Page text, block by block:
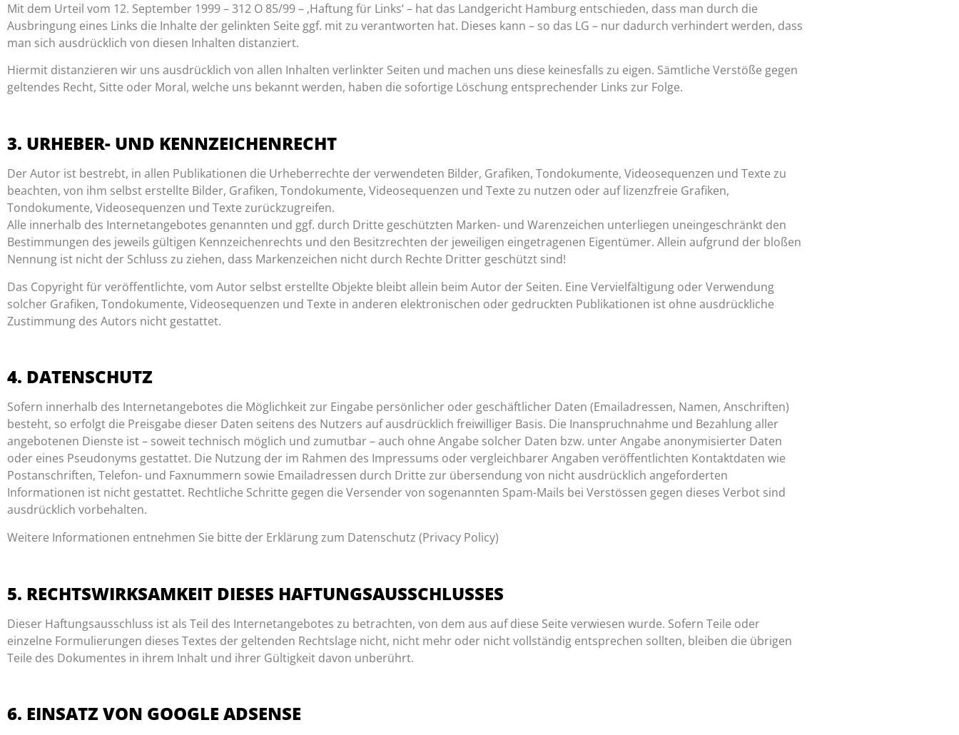
Mit dem Urteil vom 12. September 1999 – 312 O 85/99 – ‚Haftung für Links‘ – hat das Landgericht Hamburg entschieden, dass man durch die
Ausbringung eines Links die Inhalte der gelinkten Seite ggf. mit zu verantworten hat. Dieses kann – so das LG – nur dadurch verhindert werden, dass
man sich ausdrücklich von diesen Inhalten distanziert.
Hiermit distanzieren wir uns ausdrücklich von allen Inhalten verlinkter Seiten und machen uns diese keinesfalls zu eigen. Sämtliche Verstöße gegen
geltendes Recht, Sitte oder Moral, welche uns bekannt werden, haben die sofortige Löschung entsprechender Links zur Folge.
3. URHEBER- UND KENNZEICHENRECHT
Der Autor ist bestrebt, in allen Publikationen die Urheberrechte der verwendeten Bilder, Grafiken, Tondokumente, Videosequenzen und Texte zu
beachten, von ihm selbst erstellte Bilder, Grafiken, Tondokumente, Videosequenzen und Texte zu nutzen oder auf lizenzfreie Grafiken,
Tondokumente, Videosequenzen und Texte zurückzugreifen.
Alle innerhalb des Internetangebotes genannten und ggf. durch Dritte geschützten Marken- und Warenzeichen unterliegen uneingeschränkt den
Bestimmungen des jeweils gültigen Kennzeichenrechts und den Besitzrechten der jeweiligen eingetragenen Eigentümer. Allein aufgrund der bloßen
Nennung ist nicht der Schluss zu ziehen, dass Markenzeichen nicht durch Rechte Dritter geschützt sind!
Das Copyright für veröffentlichte, vom Autor selbst erstellte Objekte bleibt allein beim Autor der Seiten. Eine Vervielfältigung oder Verwendung
solcher Grafiken, Tondokumente, Videosequenzen und Texte in anderen elektronischen oder gedruckten Publikationen ist ohne ausdrückliche
Zustimmung des Autors nicht gestattet.
4. DATENSCHUTZ
Sofern innerhalb des Internetangebotes die Möglichkeit zur Eingabe persönlicher oder geschäftlicher Daten (Emailadressen, Namen, Anschriften)
besteht, so erfolgt die Preisgabe dieser Daten seitens des Nutzers auf ausdrücklich freiwilliger Basis. Die Inanspruchnahme und Bezahlung aller
angebotenen Dienste ist – soweit technisch möglich und zumutbar – auch ohne Angabe solcher Daten bzw. unter Angabe anonymisierter Daten
oder eines Pseudonyms gestattet. Die Nutzung der im Rahmen des Impressums oder vergleichbarer Angaben veröffentlichten Kontaktdaten wie
Postanschriften, Telefon- und Faxnummern sowie Emailadressen durch Dritte zur übersendung von nicht ausdrücklich angeforderten
Informationen ist nicht gestattet. Rechtliche Schritte gegen die Versender von sogenannten Spam-Mails bei Verstössen gegen dieses Verbot sind
ausdrücklich vorbehalten.
Weitere Informationen entnehmen Sie bitte der Erklärung zum Datenschutz (Privacy Policy)
5. RECHTSWIRKSAMKEIT DIESES HAFTUNGSAUSSCHLUSSES
Dieser Haftungsausschluss ist als Teil des Internetangebotes zu betrachten, von dem aus auf diese Seite verwiesen wurde. Sofern Teile oder
einzelne Formulierungen dieses Textes der geltenden Rechtslage nicht, nicht mehr oder nicht vollständig entsprechen sollten, bleiben die übrigen
Teile des Dokumentes in ihrem Inhalt und ihrer Gültigkeit davon unberührt.
6. EINSATZ VON GOOGLE ADSENSE